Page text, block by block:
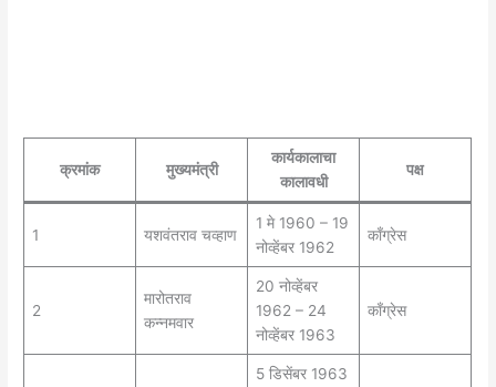
क्रमांक मुख्यमंत्री
कार्यकालाचा
कालावधी
पक्ष
1 यशवंतराव चव्हाण
1 मे 1960 – 19
नोव्हेंबर 1962
काँग्रेस
2
मारोतराव
कन्नमवार
20 नोव्हेंबर
1962 – 24
नोव्हेंबर 1963
काँग्रेस
5 डिसेंबर 1963